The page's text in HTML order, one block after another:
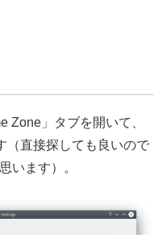
Zone」タブを開いて、
（直接探しても良いので
います）。